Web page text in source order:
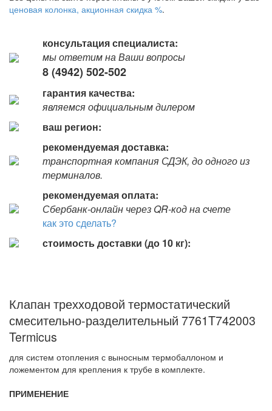
ценовая колонка, акционная скидка %.
консультация специалиста:
мы ответим на Ваши вопросы
8 (4942) 502-502
гарантия качества:
являемся официальным дилером
ваш регион:
рекомендуемая доставка:
транспортная компания СДЭК, до одного из
терминалов.
рекомендуемая оплата:
Сбербанк-онлайн через QR-код на счете
как это сделать?
стоимость доставки (до 10 кг):
Клапан трехходовой термостатический
смесительно-разделительный 7761T742003
Termicus
для систем отопления с выносным термобаллоном и
ложементом для крепления к трубе в комплекте.
ПРИМЕНЕНИЕ